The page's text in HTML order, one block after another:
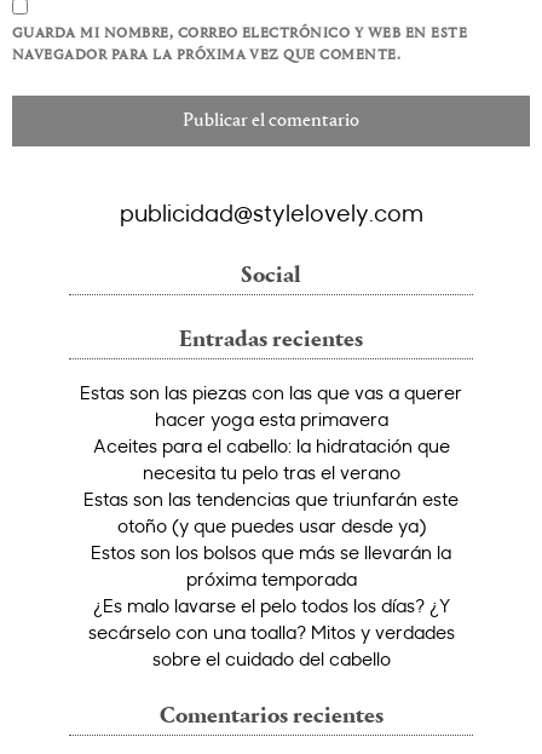
GUARDA MI NOMBRE, CORREO ELECTRÓNICO Y WEB EN ESTE
NAVEGADOR PARA LA PRÓXIMA VEZ QUE COMENTE.
publicidad@stylelovely.com
Social
Entradas recientes
Estas son las piezas con las que vas a querer
hacer yoga esta primavera
Aceites para el cabello: la hidratación que
necesita tu pelo tras el verano
Estas son las tendencias que triunfarán este
otoño (y que puedes usar desde ya)
Estos son los bolsos que más se llevarán la
próxima temporada
¿Es malo lavarse el pelo todos los días? ¿Y
secárselo con una toalla? Mitos y verdades
sobre el cuidado del cabello
Comentarios recientes